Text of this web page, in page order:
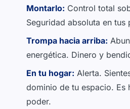
Montarlo: Control total
Seguridad absoluta en tus
Trompa hacia arriba:
energética. Dinero y
En tu hogar: Alerta.
dominio de tu espacio. Es
poder.